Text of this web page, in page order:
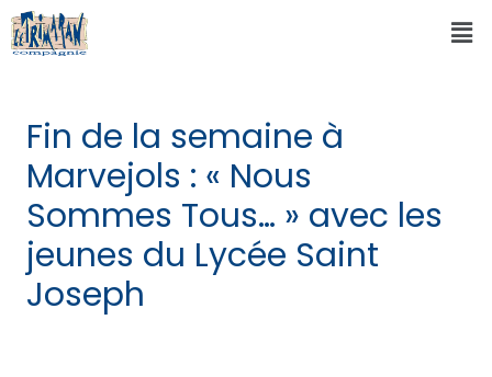
Fin de la semaine à
Marvejols : « Nous
Sommes Tous… » avec les
jeunes du Lycée Saint
Joseph